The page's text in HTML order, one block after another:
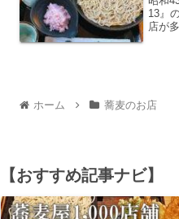
13』
店が
ホーム 蕎麦のお店
【おすすめ記事ナビ】